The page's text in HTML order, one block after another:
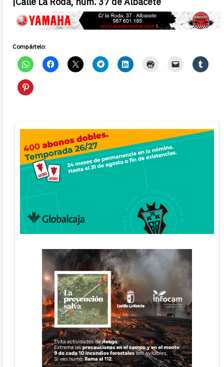
Compártelo: